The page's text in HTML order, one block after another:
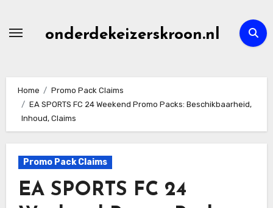
onderdekeizerskroon.nl
Home
Promo Pack Claims
EA SPORTS FC 24 Weekend Promo Packs: Beschikbaarheid,
Inhoud, Claims
Promo Pack Claims
EA SPORTS FC 24